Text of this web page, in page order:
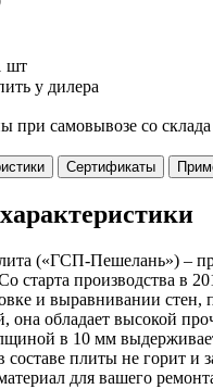
шт
у дилера
при самовывозе со
Сертификаты
(«ГСП-Пешелань») –
старта производства в
и выравнивании стен,
она обладает высокой
в 10 мм выдерживает
составе плиты не горит
для вашего